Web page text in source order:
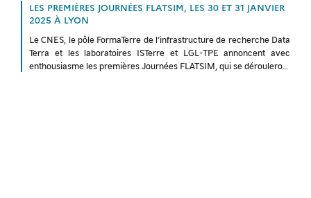
LES PREMIÈRES JOURNÉES FLATSIM, LES 30 ET 31 JANVIER
2025 À LYON
Le CNES, le pôle FormaTerre de l’infrastructure de recherche Data
Terra et les laboratoires ISTerre et LGL-TPE annoncent avec
enthousiasme les premières Journées FLATSIM, qui se dérouleront